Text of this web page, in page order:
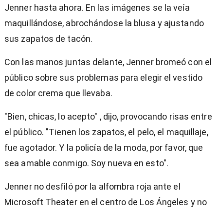
Jenner hasta ahora. En las imágenes se la veía
maquillándose, abrochándose la blusa y ajustando
sus zapatos de tacón.
Con las manos juntas delante, Jenner bromeó con el
público sobre sus problemas para elegir el vestido
de color crema que llevaba.
"Bien, chicas, lo acepto" , dijo, provocando risas entre
el público. "Tienen los zapatos, el pelo, el maquillaje,
fue agotador. Y la policía de la moda, por favor, que
sea amable conmigo. Soy nueva en esto".
Jenner no desfiló por la alfombra roja ante el
Microsoft Theater en el centro de Los Ángeles y no